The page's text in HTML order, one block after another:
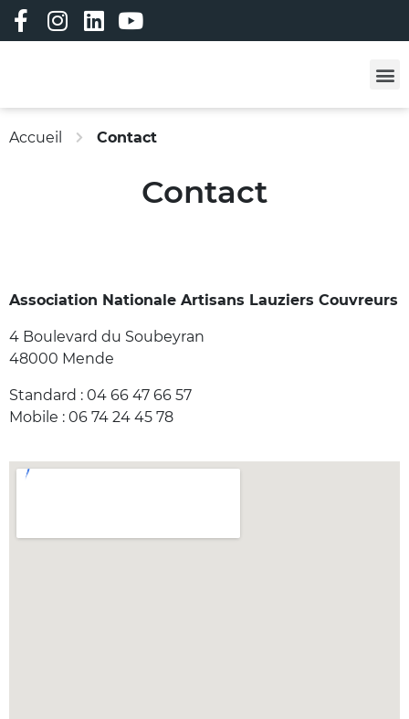
Accueil Contact
Contact
Association Nationale Artisans Lauziers Couvreurs
4 Boulevard du Soubeyran
48000 Mende
Standard : 04 66 47 66 57
Mobile : 06 74 24 45 78